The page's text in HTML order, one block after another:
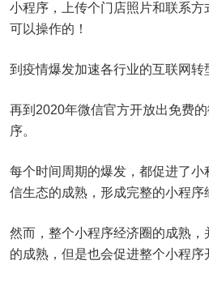
小程序，上传个门店照片和联系
可以操作的！
到疫情爆发加速各行业的互联网转
再到2020年微信官方开放出免费
序。
每个时间周期的爆发，都促进了
信生态的成熟，形成完整的小程序
然而，整个小程序经济圈的成熟
的成熟，但是也会促进整个小程序